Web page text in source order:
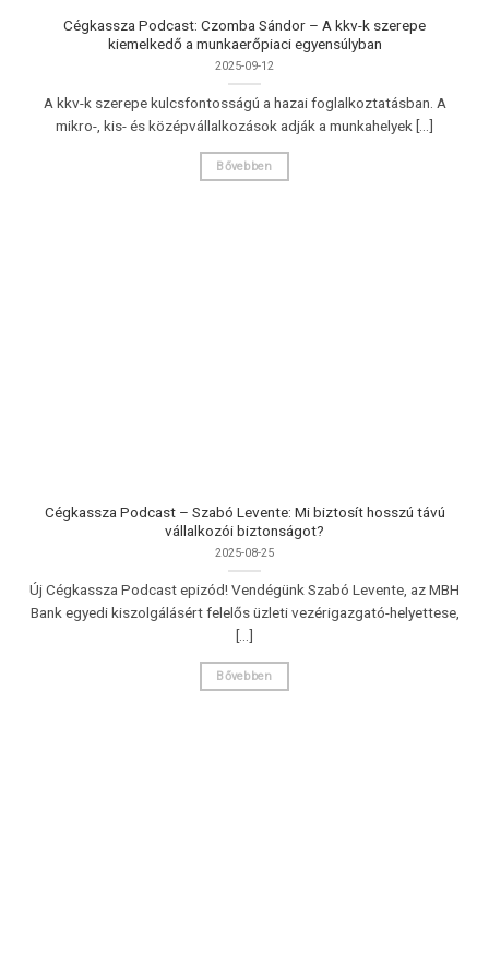
Cégkassza Podcast: Czomba Sándor – A kkv-k szerepe
kiemelkedő a munkaerőpiaci egyensúlyban
2025-09-12
A kkv-k szerepe kulcsfontosságú a hazai foglalkoztatásban. A
mikro-, kis- és középvállalkozások adják a munkahelyek [...]
Bővebben
Cégkassza Podcast – Szabó Levente: Mi biztosít hosszú távú
vállalkozói biztonságot?
2025-08-25
Új Cégkassza Podcast epizód! Vendégünk Szabó Levente, az MBH
Bank egyedi kiszolgálásért felelős üzleti vezérigazgató-helyettese,
[...]
Bővebben